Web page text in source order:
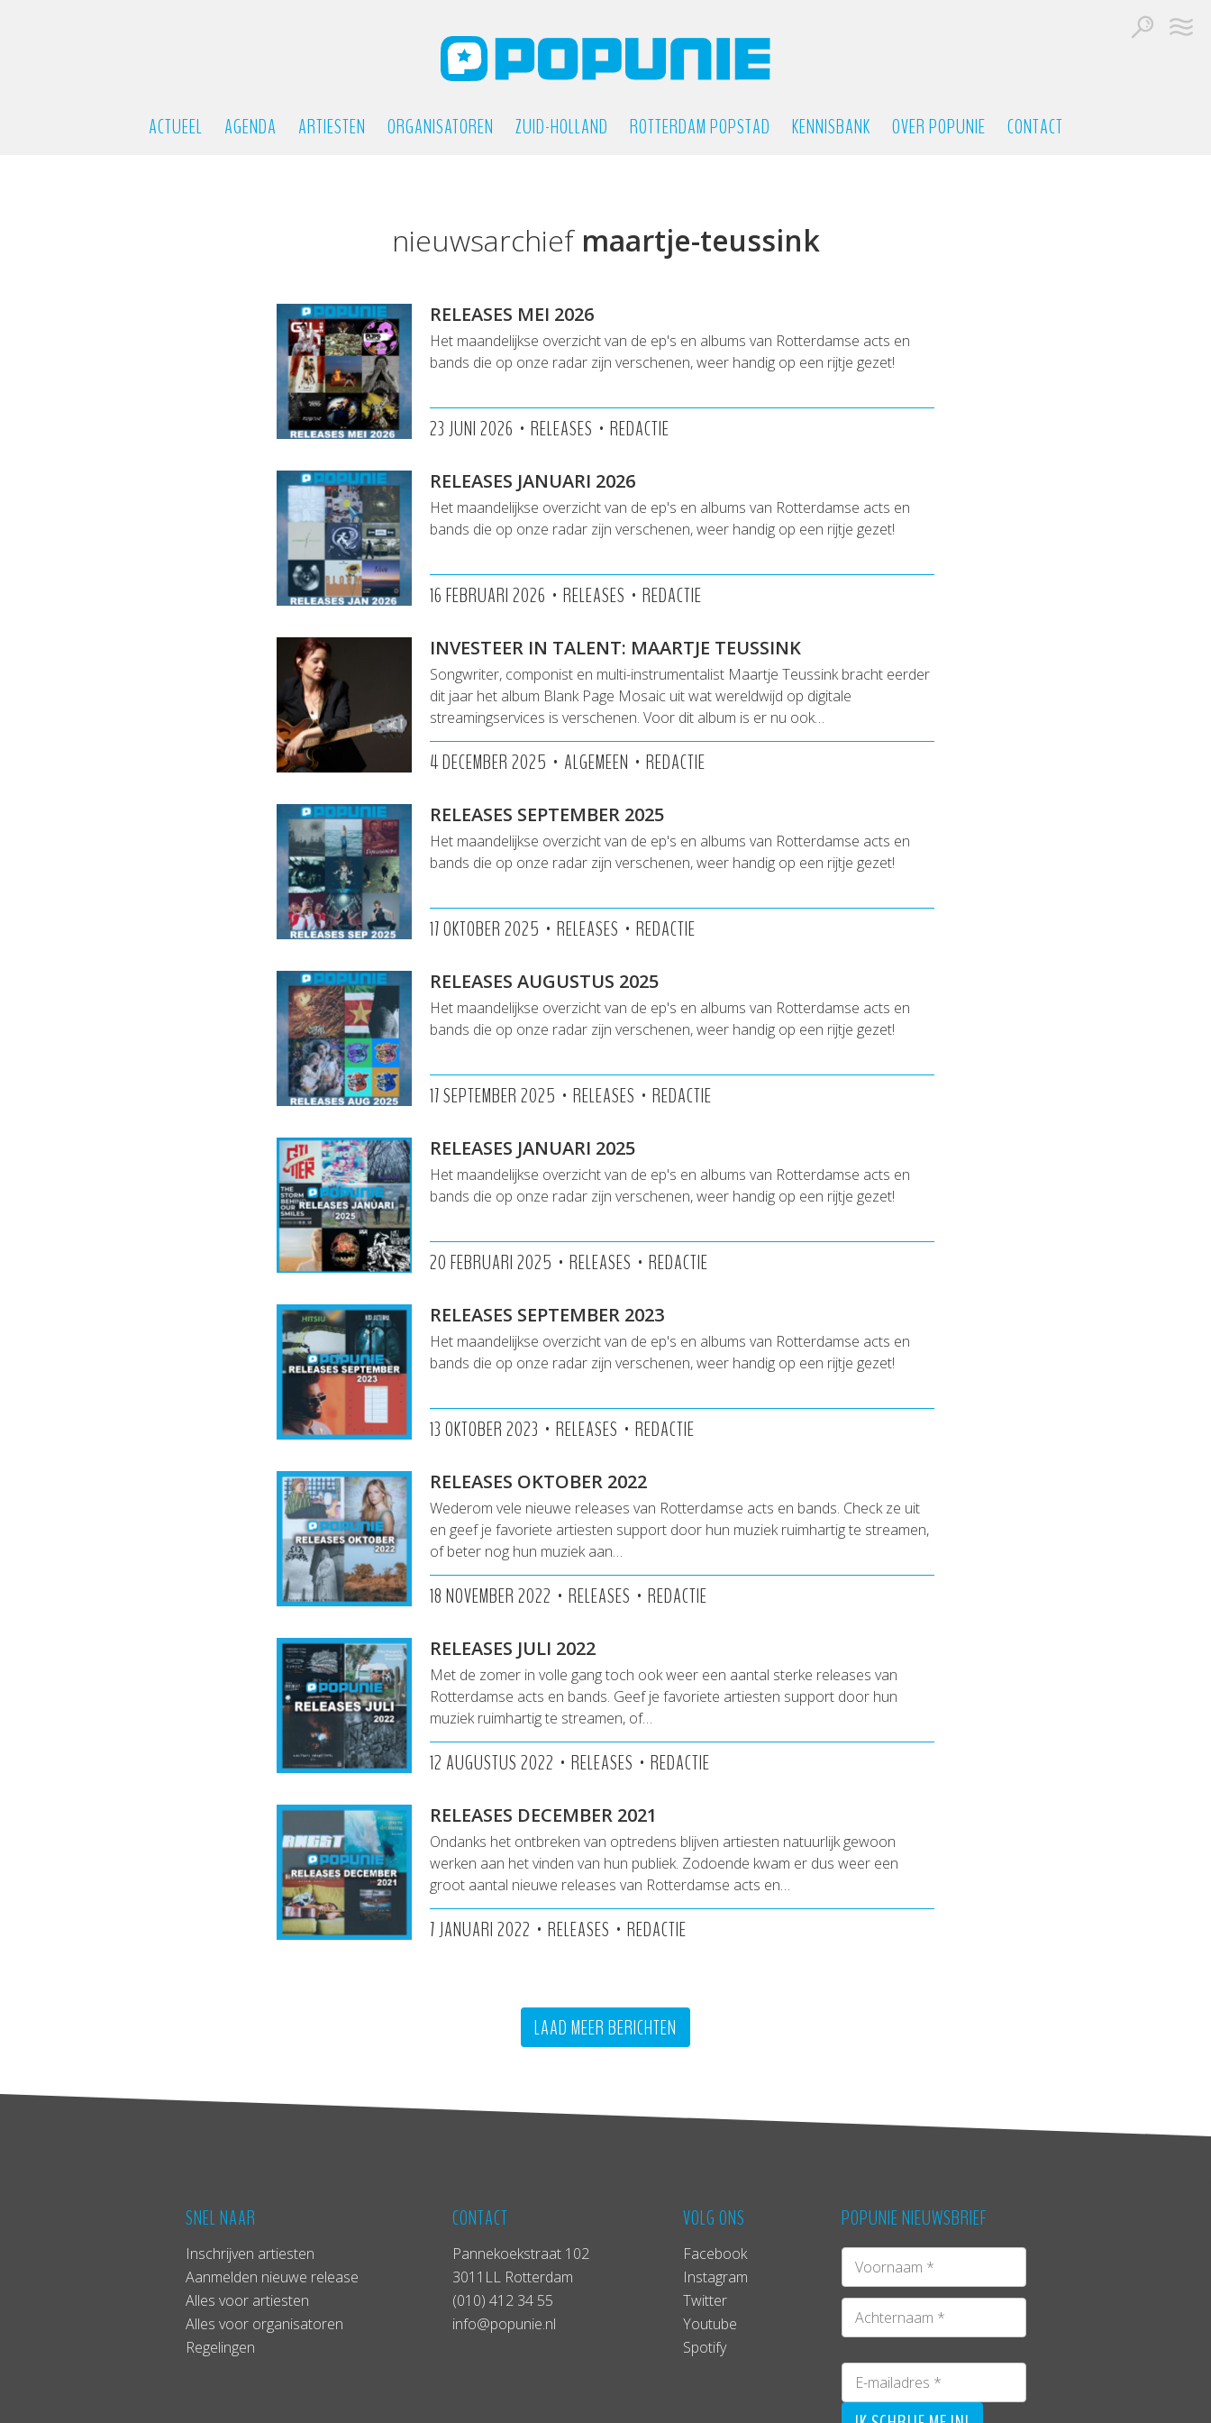
ACTUEEL AGENDA ARTIESTEN ORGANISATOREN ZUID-HOLLAND ROTTERDAM POPSTAD KENNISBANK OVER POPUNIE CONTACT
nieuwsarchief maartje-teussink
RELEASES MEI 2026
Het maandelijkse overzicht van de ep's en albums van Rotterdamse acts en
bands die op onze radar zijn verschenen, weer handig op een rijtje gezet!
23 JUNI 2026 • RELEASES • REDACTIE
RELEASES JANUARI 2026
Het maandelijkse overzicht van de ep's en albums van Rotterdamse acts en
bands die op onze radar zijn verschenen, weer handig op een rijtje gezet!
16 FEBRUARI 2026 • RELEASES • REDACTIE
INVESTEER IN TALENT: MAARTJE TEUSSINK
Songwriter, componist en multi-instrumentalist Maartje Teussink bracht eerder
dit jaar het album Blank Page Mosaic uit wat wereldwijd op digitale
streamingservices is verschenen. Voor dit album is er nu ook…
4 DECEMBER 2025 • ALGEMEEN • REDACTIE
RELEASES SEPTEMBER 2025
Het maandelijkse overzicht van de ep's en albums van Rotterdamse acts en
bands die op onze radar zijn verschenen, weer handig op een rijtje gezet!
17 OKTOBER 2025 • RELEASES • REDACTIE
RELEASES AUGUSTUS 2025
Het maandelijkse overzicht van de ep's en albums van Rotterdamse acts en
bands die op onze radar zijn verschenen, weer handig op een rijtje gezet!
17 SEPTEMBER 2025 • RELEASES • REDACTIE
RELEASES JANUARI 2025
Het maandelijkse overzicht van de ep's en albums van Rotterdamse acts en
bands die op onze radar zijn verschenen, weer handig op een rijtje gezet!
20 FEBRUARI 2025 • RELEASES • REDACTIE
RELEASES SEPTEMBER 2023
Het maandelijkse overzicht van de ep's en albums van Rotterdamse acts en
bands die op onze radar zijn verschenen, weer handig op een rijtje gezet!
13 OKTOBER 2023 • RELEASES • REDACTIE
RELEASES OKTOBER 2022
Wederom vele nieuwe releases van Rotterdamse acts en bands. Check ze uit
en geef je favoriete artiesten support door hun muziek ruimhartig te streamen,
of beter nog hun muziek aan…
18 NOVEMBER 2022 • RELEASES • REDACTIE
RELEASES JULI 2022
Met de zomer in volle gang toch ook weer een aantal sterke releases van
Rotterdamse acts en bands. Geef je favoriete artiesten support door hun
muziek ruimhartig te streamen, of…
12 AUGUSTUS 2022 • RELEASES • REDACTIE
RELEASES DECEMBER 2021
Ondanks het ontbreken van optredens blijven artiesten natuurlijk gewoon
werken aan het vinden van hun publiek. Zodoende kwam er dus weer een
groot aantal nieuwe releases van Rotterdamse acts en…
7 JANUARI 2022 • RELEASES • REDACTIE
LAAD MEER BERICHTEN
SNEL NAAR
Inschrijven artiesten
Aanmelden nieuwe release
Alles voor artiesten
Alles voor organisatoren
Regelingen
CONTACT
Pannekoekstraat 102
3011LL Rotterdam
(010) 412 34 55
info@popunie.nl
VOLG ONS
Facebook
Instagram
Twitter
Youtube
Spotify
POPUNIE NIEUWSBRIEF